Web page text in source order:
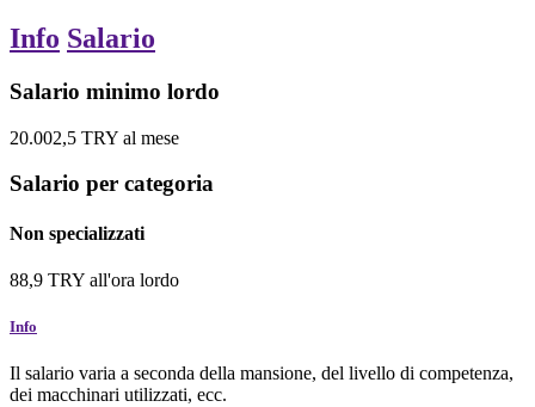
Info Salario
Salario minimo lordo
20.002,5 TRY al mese
Salario per categoria
Non specializzati
88,9 TRY all'ora lordo
Info
Il salario varia a seconda della mansione, del livello di competenza,
dei macchinari utilizzati, ecc.